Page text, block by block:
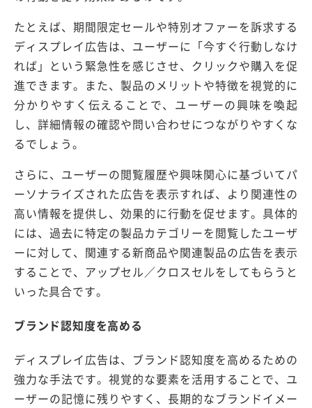
たとえば、期間限定セールや特別オファーを訴求する
ディスプレイ広告は、ユーザーに「今すぐ行動しなけ
れば」という緊急性を感じさせ、クリックや購入を促
進できます。また、製品のメリットや特徴を視覚的に
分かりやすく伝えることで、ユーザーの興味を喚起
し、詳細情報の確認や問い合わせにつながりやすくな
るでしょう。
さらに、ユーザーの閲覧履歴や興味関心に基づいてパ
ーソナライズされた広告を表示すれば、より関連性の
高い情報を提供し、効果的に行動を促せます。具体的
には、過去に特定の製品カテゴリーを閲覧したユーザ
ーに対して、関連する新商品や関連製品の広告を表示
することで、アップセル／クロスセルをしてもらうと
いった具合です。
ブランド認知度を高める
ディスプレイ広告は、ブランド認知度を高めるための
強力な手法です。視覚的な要素を活用することで、ユ
ーザーの記憶に残りやすく、長期的なブランドイメー